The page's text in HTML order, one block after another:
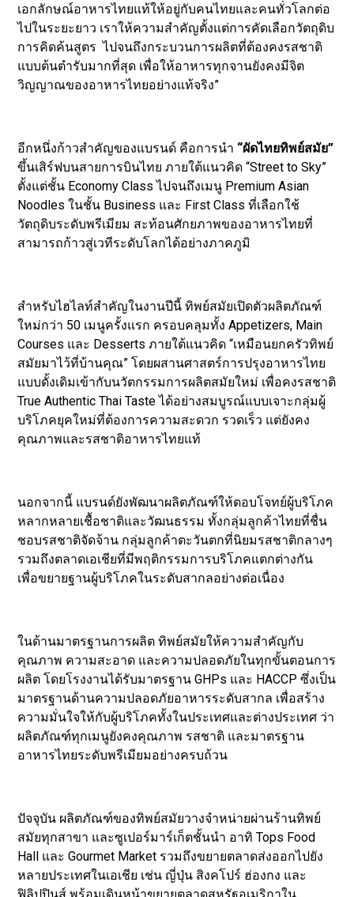
เอกลักษณ์อาหารไทยแท้ให้อยู่กับคนไทยและคนทั่วโลกต่อ
ไปในระยะยาว เราให้ความสำคัญตั้งแต่การคัดเลือกวัตถุดิบ
การคิดค้นสูตร ไปจนถึงกระบวนการผลิตที่ต้องคงรสชาติ
แบบต้นตำรับมากที่สุด เพื่อให้อาหารทุกจานยังคงมีจิต
วิญญาณของอาหารไทยอย่างแท้จริง”
อีกหนึ่งก้าวสำคัญของแบรนด์ คือการนำ “ผัดไทยทิพย์สมัย”
ขึ้นเสิร์ฟบนสายการบินไทย ภายใต้แนวคิด “Street to Sky”
ตั้งแต่ชั้น Economy Class ไปจนถึงเมนู Premium Asian
Noodles ในชั้น Business และ First Class ที่เลือกใช้
วัตถุดิบระดับพรีเมียม สะท้อนศักยภาพของอาหารไทยที่
สามารถก้าวสู่เวทีระดับโลกได้อย่างภาคภูมิ
สำหรับไฮไลท์สำคัญในงานปีนี้ ทิพย์สมัยเปิดตัวผลิตภัณฑ์
ใหม่กว่า 50 เมนูครั้งแรก ครอบคลุมทั้ง Appetizers, Main
Courses และ Desserts ภายใต้แนวคิด “เหมือนยกครัวทิพย์
สมัยมาไว้ที่บ้านคุณ” โดยผสานศาสตร์การปรุงอาหารไทย
แบบดั้งเดิมเข้ากับนวัตกรรมการผลิตสมัยใหม่ เพื่อคงรสชาติ
True Authentic Thai Taste ได้อย่างสมบูรณ์แบบเจาะกลุ่มผู้
บริโภคยุคใหม่ที่ต้องการความสะดวก รวดเร็ว แต่ยังคง
คุณภาพและรสชาติอาหารไทยแท้
นอกจากนี้ แบรนด์ยังพัฒนาผลิตภัณฑ์ให้ตอบโจทย์ผู้บริโภค
หลากหลายเชื้อชาติและวัฒนธรรม ทั้งกลุ่มลูกค้าไทยที่ชื่น
ชอบรสชาติจัดจ้าน กลุ่มลูกค้าตะวันตกที่นิยมรสชาติกลางๆ
รวมถึงตลาดเอเชียที่มีพฤติกรรมการบริโภคแตกต่างกัน
เพื่อขยายฐานผู้บริโภคในระดับสากลอย่างต่อเนื่อง
ในด้านมาตรฐานการผลิต ทิพย์สมัยให้ความสำคัญกับ
คุณภาพ ความสะอาด และความปลอดภัยในทุกขั้นตอนการ
ผลิต โดยโรงงานได้รับมาตรฐาน GHPs และ HACCP ซึ่งเป็น
มาตรฐานด้านความปลอดภัยอาหารระดับสากล เพื่อสร้าง
ความมั่นใจให้กับผู้บริโภคทั้งในประเทศและต่างประเทศ ว่า
ผลิตภัณฑ์ทุกเมนูยังคงคุณภาพ รสชาติ และมาตรฐาน
อาหารไทยระดับพรีเมียมอย่างครบถ้วน
ปัจจุบัน ผลิตภัณฑ์ของทิพย์สมัยวางจำหน่ายผ่านร้านทิพย์
สมัยทุกสาขา และซูเปอร์มาร์เก็ตชั้นนำ อาทิ Tops Food
Hall และ Gourmet Market รวมถึงขยายตลาดส่งออกไปยัง
หลายประเทศในเอเชีย เช่น ญี่ปุ่น สิงคโปร์ ฮ่องกง และ
ฟิลิปปินส์ พร้อมเดินหน้าขยายตลาดสหรัฐอเมริกาใน